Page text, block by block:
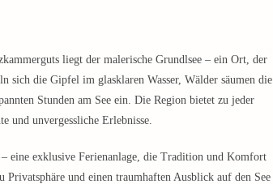
liegt der malerische Grundlsee – ein Ort, der
sich die Gipfel im glasklaren Wasser, Wälder säumen die
Stunden am See ein. Die Region bietet zu jeder
und unvergessliche Erlebnisse.
eine exklusive Ferienanlage, die Tradition und Komfort
und einen traumhaften Ausblick auf den See